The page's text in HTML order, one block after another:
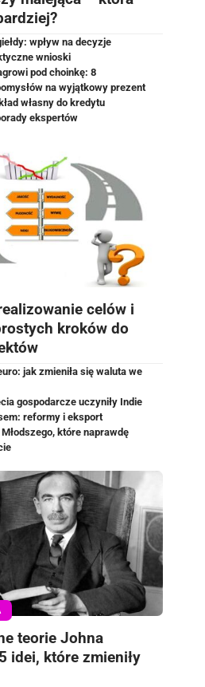
wpływ na decyzje
wnioski
pod choinkę: 8
na wyjątkowy prezent
własny do kredytu
ekspertów
celów i
kroków do
jak zmieniła się waluta we
gospodarcze uczyniły Indie
reformy i eksport
które naprawdę
teorie Johna
idei, które zmieniły